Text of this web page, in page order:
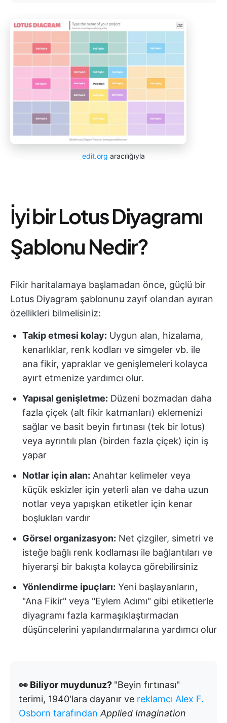
edit.org aracılığıyla
İyi bir Lotus Diyagramı
Şablonu Nedir?
Fikir haritalamaya başlamadan önce, güçlü bir
Lotus Diyagram şablonunu zayıf olandan ayıran
özellikleri bilmelisiniz:
Takip etmesi kolay: Uygun alan, hizalama,
kenarlıklar, renk kodları ve simgeler vb. ile
ana fikir, yapraklar ve genişlemeleri kolayca
ayırt etmenize yardımcı olur.
Yapısal genişletme: Düzeni bozmadan daha
fazla çiçek (alt fikir katmanları) eklemenizi
sağlar ve basit beyin fırtınası (tek bir lotus)
veya ayrıntılı plan (birden fazla çiçek) için iş
yapar
Notlar için alan: Anahtar kelimeler veya
küçük eskizler için yeterli alan ve daha uzun
notlar veya yapışkan etiketler için kenar
boşlukları vardır
Görsel organizasyon: Net çizgiler, simetri ve
isteğe bağlı renk kodlaması ile bağlantıları ve
hiyerarşi bir bakışta kolayca görebilirsiniz
Yönlendirme ipuçları: Yeni başlayanların,
"Ana Fikir" veya "Eylem Adımı" gibi etiketlerle
diyagramı fazla karmaşıklaştırmadan
düşüncelerini yapılandırmalarına yardımcı olur
👀 Biliyor muydunuz? "Beyin fırtınası"
terimi, 1940'lara dayanır ve reklamcı Alex F.
Osborn tarafından Applied Imagination